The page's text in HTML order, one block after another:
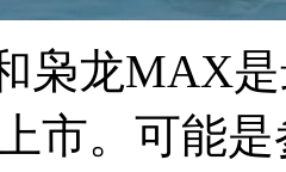
枭龙MAX
市。可能